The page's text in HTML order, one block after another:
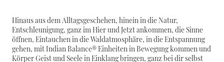
Hinaus aus dem Alltagsgeschehen, hinein in die Natur,
Entschleunigung, ganz im Hier und Jetzt ankommen, die Sinne
öffnen, Eintauchen in die Waldatmosphäre, in die Entspannung
gehen, mit Indian Balance® Einheiten in Bewegung kommen und
Körper Geist und Seele in Einklang bringen, ganz bei dir selbst